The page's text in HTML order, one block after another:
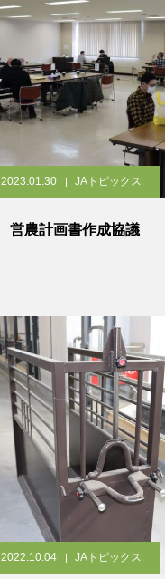
2023.01.30 JAトピックス
営農計画書作成協議
2022.10.04 JAトピックス